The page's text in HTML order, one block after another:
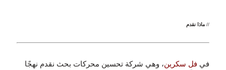
// ماذا نقدم
في فل سكرين، وهي شركة تحسين محركات بحث نقدم نهجًا